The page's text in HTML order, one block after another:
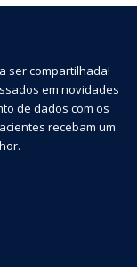
ser compartilhada!
em novidades
de dados com os
recebam um